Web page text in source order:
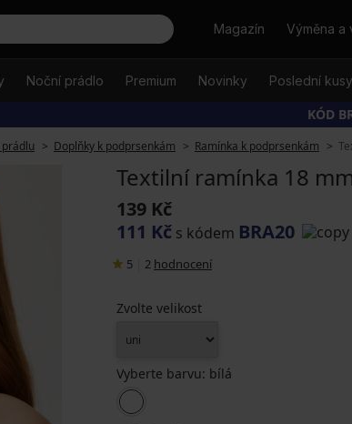
HledatMagazín Výměna a
Noční prádlo Premium Novinky Poslední kusy
KÓD
Doplňky k podprsenkám Ramínka k podprsenkám
Textilní ramínka 18
139 Kč
111 Kč s kódem BRA20
5 2 hodnocení
Zvolte velikost
Vyberte barvu: bílá